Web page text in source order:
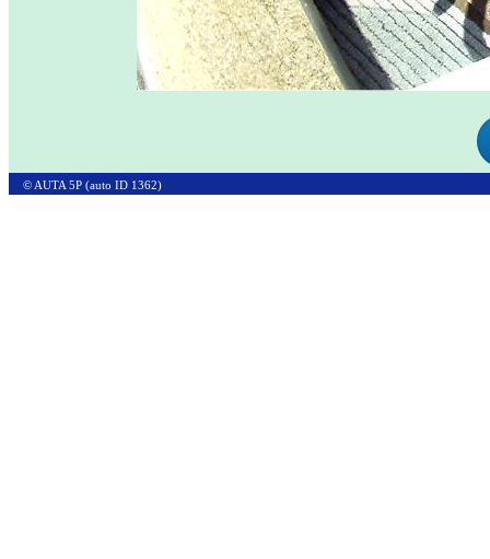
© AUTA 5P (auto ID 1362)